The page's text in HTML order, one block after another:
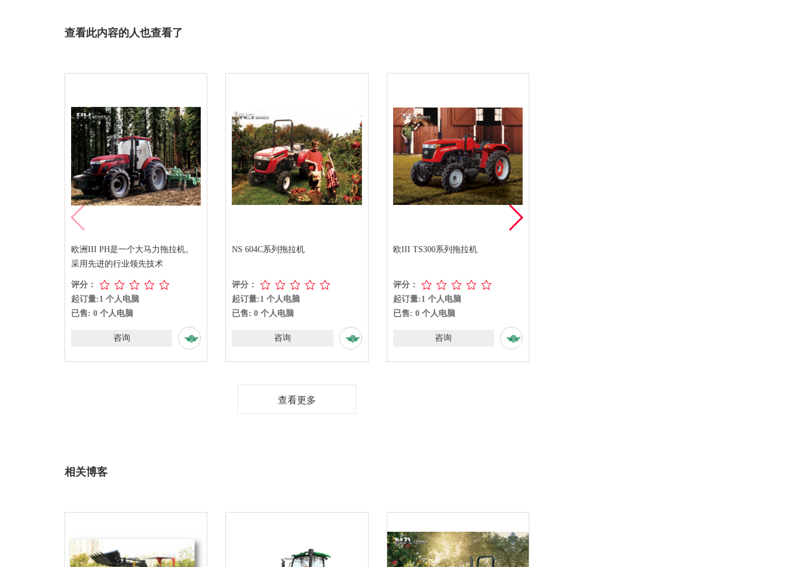
查看此内容的人也查看了
个大马力拖拉机。
NS 604C系列拖拉机
评分：
起订量:1 个人电脑
已售: 0 个人电脑
欧III TS300系列拖拉机
评分：
起订量:1 个人电脑
已售: 0 个人电脑
欧III TA404E系列拖拉机
评分：
起订量:1 PCS
已售: 0 PCS
查看更多
相关博客